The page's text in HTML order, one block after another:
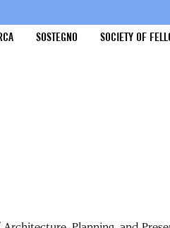
SOSTEGNO SOCIETY OF